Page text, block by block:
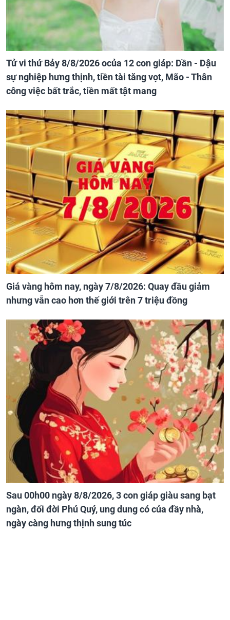
Tử vi thứ Bảy 8/8/2026 ocủa 12 con giáp: Dần - Dậu
sự nghiệp hưng thịnh, tiền tài tăng vọt, Mão - Thân
công việc bất trắc, tiền mất tật mang
Giá vàng hôm nay, ngày 7/8/2026: Quay đầu giảm
nhưng vẫn cao hơn thế giới trên 7 triệu đồng
Sau 00h00 ngày 8/8/2026, 3 con giáp giàu sang bạt
ngàn, đổi đời Phú Quý, ung dung có của đầy nhà,
ngày càng hưng thịnh sung túc